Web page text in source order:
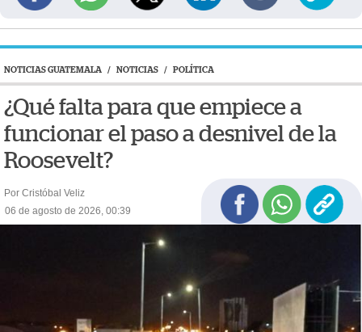
NOTICIAS GUATEMALA / NOTICIAS / POLÍTICA
¿Qué falta para que empiece a
funcionar el paso a desnivel de la
Roosevelt?
Por Cristóbal Veliz
06 de agosto de 2026, 00:39